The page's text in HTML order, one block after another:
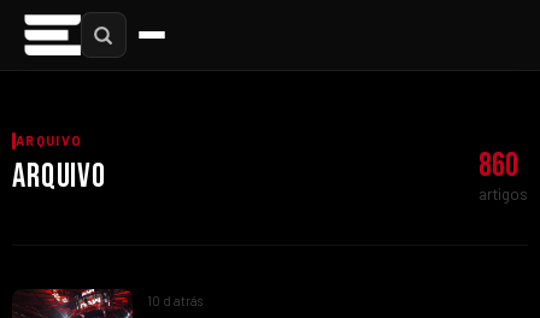
ARQUIVO
ARQUIVO 860
artigos
10 d atrás